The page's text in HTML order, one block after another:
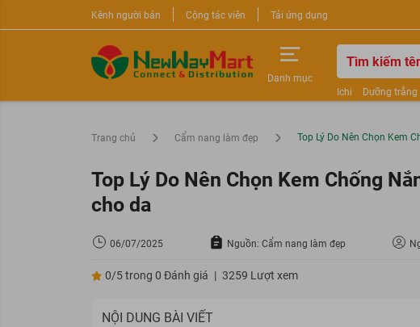
Kênh người bán Cộng tác viên Tải ứng dụng
Danh mục
Ichi Dưỡng trắng
Trang chủ Cẩm nang làm đẹp Top Lý Do Nên Chọn Kem
Top Lý Do Nên Chọn Kem Chống
cho da
06/07/2025 Nguồn: Cẩm nang làm đẹp
0/5 trong 0 Đánh giá | 3259 Lượt xem
NỘI DUNG BÀI VIẾT